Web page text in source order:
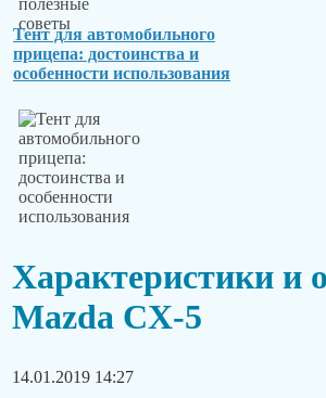
Тент для автомобильного
прицепа: достоинства и
особенности использования
Характеристики и
Mazda CX-5
14.01.2019 14:27